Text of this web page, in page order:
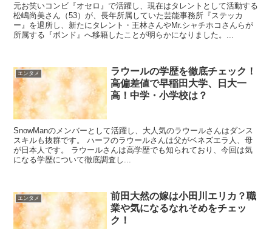
元お笑いコンビ『オセロ』で活躍し、現在はタレントとして活動する
松嶋尚美さん（53）が、長年所属していた芸能事務所『ステッカ
ー』を退所し、新たにタレント・王林さんやMr.シャチホコさんらが
所属する『ボンド』へ移籍したことが明らかになりました。...
エンタメ
ラウールの学歴を徹底チェック！
高偏差値で早稲田大学、日大一
高！中学・小学校は？
SnowManのメンバーとして活躍し、大人気のラウールさんはダンス
スキルも抜群です。 ハーフのラウールさんは父がベネズエラ人、母
が日本人です。 ラウールさんは高学歴でも知られており、今回は気
になる学歴について徹底調査し...
エンタメ
前田大然の嫁は小田川エリカ？職
業や気になるなれそめをチェッ
ク！